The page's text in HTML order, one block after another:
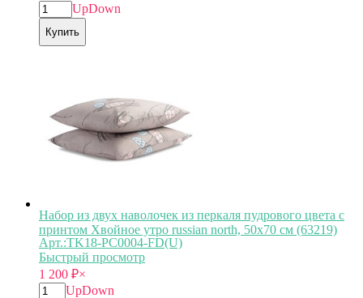
UpDown
Купить
Набор из двух наволочек из перкаля пудрового цвета с
принтом Хвойное утро russian north, 50х70 см (63219)
Арт.:TK18-PС0004-FD(U)
Быстрый просмотр
1 200 ₽×
UpDown